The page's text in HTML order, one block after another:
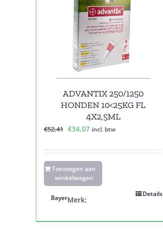
ADVANTIX 250/1250
HONDEN 10<25KG FL
4X2,5ML
€52,41 Oorspronkelijke
was:
€34,07Huidige
is:
€34,07.
incl. btw
Toevoegen aan
winkelwagen
Details
Merk:
Bayer